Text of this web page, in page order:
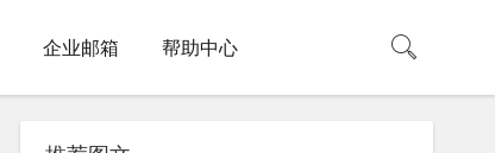
企业邮箱 帮助中心